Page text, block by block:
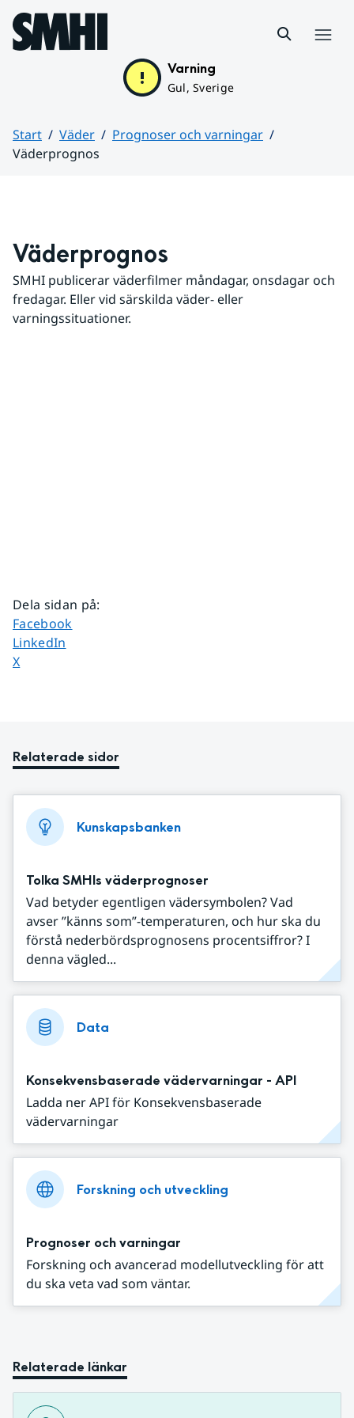
Hoppa till sidans innehåll
Varning
Gul, Sverige
Start Väder
Prognoser och varningar
Väderprognos
Väderprognos
SMHI publicerar väderfilmer måndagar, onsdagar och
fredagar. Eller vid särskilda väder- eller
varningssituationer.
Dela sidan på:
Dela sidan på
Facebook
Dela sidan på
LinkedIn
Dela sidan på
X
Relaterade sidor
Kunskapsbanken
Tolka SMHIs väderprognoser
Vad betyder egentligen vädersymbolen? Vad
avser ”känns som”-temperaturen, och hur ska du
förstå nederbördsprognosens procentsiffror? I
denna vägled...
Data
Konsekvensbaserade vädervarningar - API
Ladda ner API för Konsekvensbaserade
vädervarningar
Forskning och utveckling
Prognoser och varningar
Forskning och avancerad modellutveckling för att
du ska veta vad som väntar.
Relaterade länkar